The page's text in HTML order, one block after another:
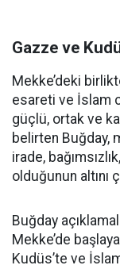
Gazze ve
Mekke’deki
esareti ve İslam
güçlü, ortak ve
belirten Buğday,
irade,
olduğunun altını
Buğday
Mekke’de
Kudüs’te ve